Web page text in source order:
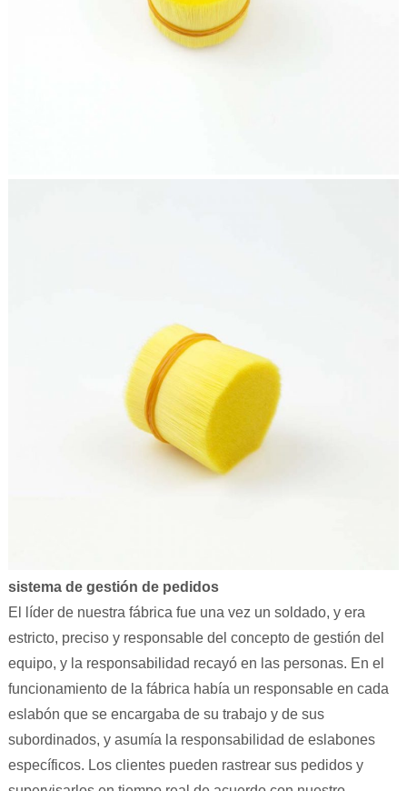
sistema de gestión de pedidos
El líder de nuestra fábrica fue una vez un soldado, y era
estricto, preciso y responsable del concepto de gestión del
equipo, y la responsabilidad recayó en las personas. En el
funcionamiento de la fábrica había un responsable en cada
eslabón que se encargaba de su trabajo y de sus
subordinados, y asumía la responsabilidad de eslabones
específicos. Los clientes pueden rastrear sus pedidos y